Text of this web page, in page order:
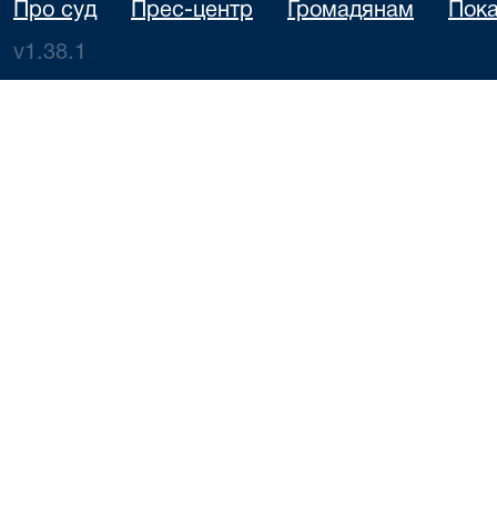
Про суд Прес-центр Громадянам
v1.38.1